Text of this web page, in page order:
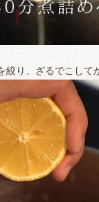
絞り、ざるでこして